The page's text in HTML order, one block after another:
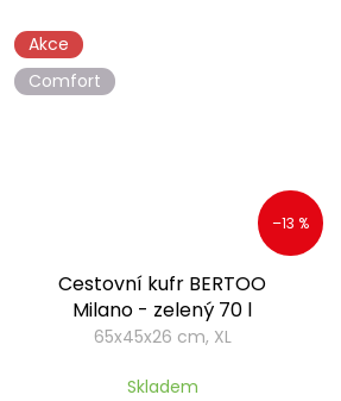
Akce
Comfort
–13 %
Cestovní kufr BERTOO
Milano - zelený 70 l
65x45x26 cm, XL
Skladem